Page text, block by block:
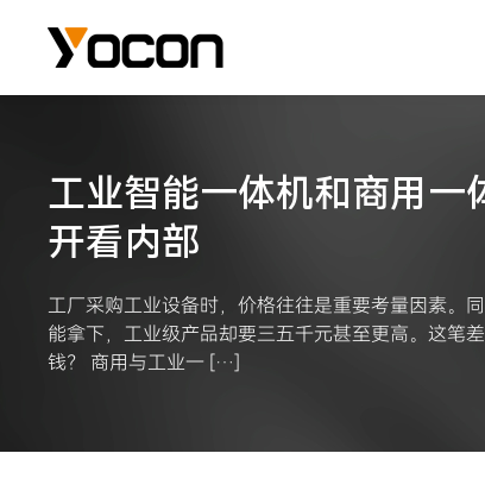
工业智能一体机和商用一
开看内部
工厂采购工业设备时，价格往往是重要考量因素。
能拿下，工业级产品却要三五千元甚至更高。这笔
钱？ 商用与工业一 […]